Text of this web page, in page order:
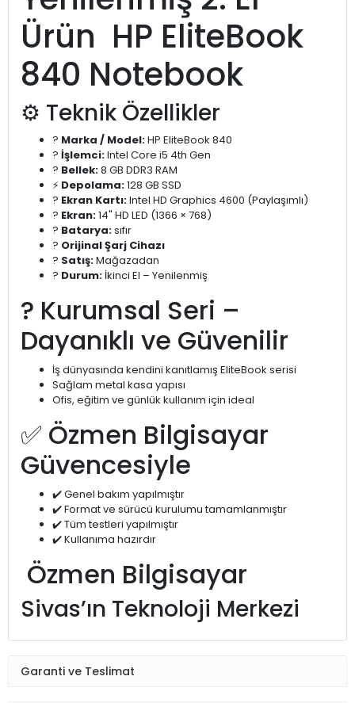
Ürün HP EliteBook
840 Notebook
⚙️ Teknik Özellikler
?️ Marka / Model:HP EliteBook 840
? İşlemci:Intel Core i5 4th Gen
? Bellek:8 GB DDR3 RAM
⚡ Depolama:128 GB SSD
? Ekran Kartı:Intel HD Graphics 4600 (Paylaşımlı)
?️ Ekran:14" HD LED (1366 × 768)
? Batarya:sıfır
? Orijinal Şarj Cihazı
? Satış:Mağazadan
? Durum: İkinci El – Yenilenmiş
? Kurumsal Seri –
Dayanıklı ve Güvenilir
İş dünyasında kendini kanıtlamış EliteBook serisi
Sağlam metal kasa yapısı
Ofis, eğitim ve günlük kullanım için ideal
✅ Özmen Bilgisayar
Güvencesiyle
✔️ Genel bakım yapılmıştır
✔️ Format ve sürücü kurulumu tamamlanmıştır
✔️ Tüm testleri yapılmıştır
✔️ Kullanıma hazırdır
Özmen Bilgisayar
Sivas’ın Teknoloji Merkezi
Garanti ve Teslimat